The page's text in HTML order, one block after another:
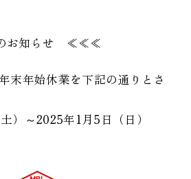
お知らせ ≪≪≪
末年始休業を下記の通りとさ
）～2025年1月5日（日）